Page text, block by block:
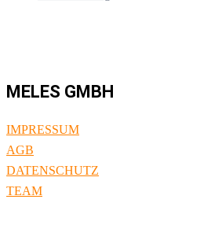
MELES GMBH
IMPRESSUM
AGB
DATENSCHUTZ
TEAM